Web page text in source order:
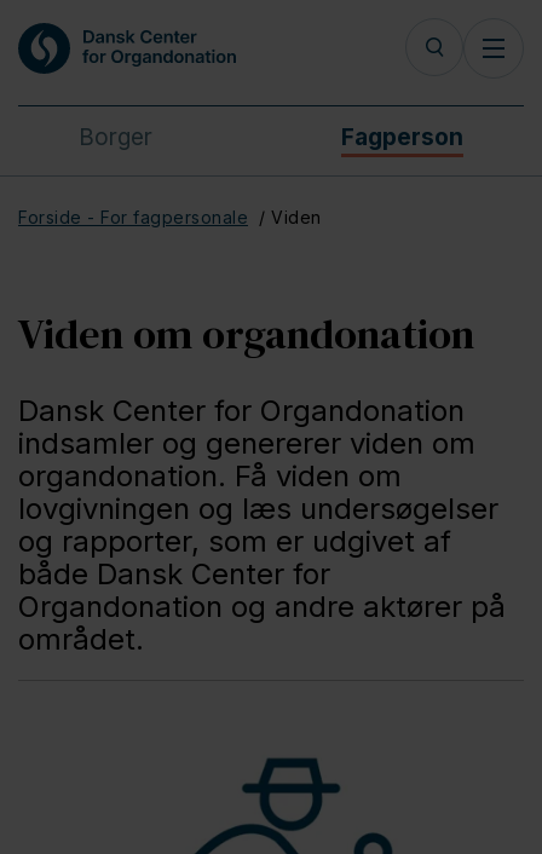
Borger Fagperson
Forside - For fagpersonale Viden
Viden om organdonation
Dansk Center for Organdonation
indsamler og genererer viden om
organdonation. Få viden om
lovgivningen og læs undersøgelser
og rapporter, som er udgivet af
både Dansk Center for
Organdonation og andre aktører på
området.